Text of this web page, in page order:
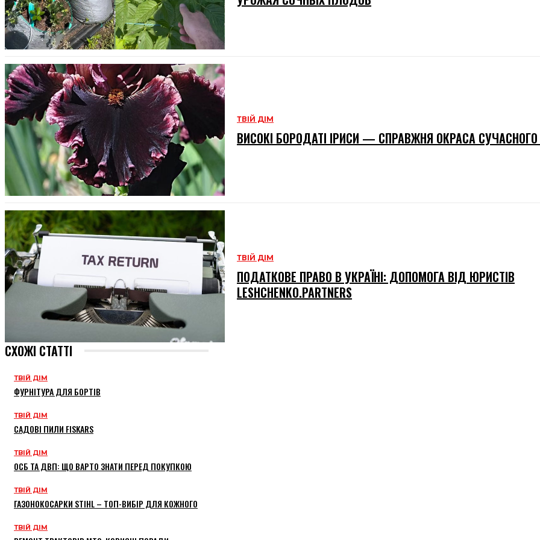
ТВІЙ ДІМ
ВИСОКІ БОРОДАТІ ІРИСИ — СПРАВЖНЯ ОКРАСА
ТВІЙ ДІМ
ПОДАТКОВЕ ПРАВО В УКРАЇНІ: ДОПОМОГА ВІД ЮРИСТІВ
LESHCHENKO.PARTNERS
СХОЖІ СТАТТІ
ТВІЙ ДІМ
ФУРНІТУРА ДЛЯ БОРТІВ
ТВІЙ ДІМ
САДОВІ ПИЛИ FISKARS
ТВІЙ ДІМ
ОСБ ТА ДВП: ЩО ВАРТО ЗНАТИ ПЕРЕД ПОКУПКОЮ
ТВІЙ ДІМ
ГАЗОНОКОСАРКИ STIHL – ТОП-ВИБІР ДЛЯ КОЖНОГО
ТВІЙ ДІМ